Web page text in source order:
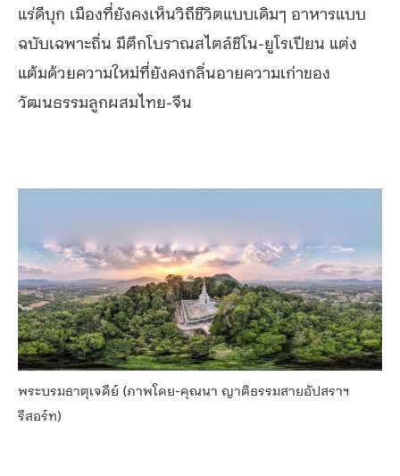
แร่ดีบุก เมืองที่ยังคงเห็นวิถีชีวิตแบบเดิมๆ อาหารแบบ
ฉบับเฉพาะถิ่น มีตึกโบราณสไตล์ชิโน-ยูโรเปียน แต่ง
แต้มด้วยความใหม่ที่ยังคงกลิ่นอายความเก่าของ
วัฒนธรรมลูกผสมไทย-จีน
พระบรมธาตุเจดีย์ (ภาพโดย-คุณนา ญาติธรรมสายอัปสราฯ
รีสอร์ท)